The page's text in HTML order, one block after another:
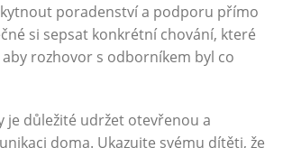
poradenství a podporu přímo
si sepsat konkrétní chování, které
rozhovor s odborníkem byl co
je důležité udržet otevřenou a
doma. Ukazujte svému dítěti, že